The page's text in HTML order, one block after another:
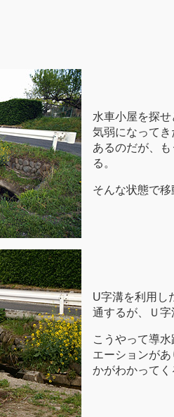
水車小屋を探
気弱になって
あるのだが、
る。
そんな状態で移
U字溝を利用し
通するが、Ｕ字
こうやって導
エーションが
かがわかってく